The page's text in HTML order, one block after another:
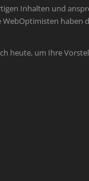
Inhalten und
haben
heute, um Ihre